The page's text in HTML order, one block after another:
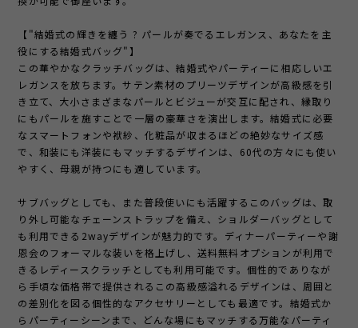
【"結婚式の輝きを纏う ? パールが奏でるエレガンス、あなたを主
役にする結婚式バッグ"】
この華やかなクラッチバッグは、結婚式やパーティーに相応しいエ
レガンスを放ちます。サテン素材のプリーツデザインが高級感を引
き立て、大小さまざまなパールとビジューが交互に配され、縁取り
にもパールを施すことで一層の豪華さを演出します。結婚式に必要
なスマートフォンや袱紗、化粧品が収まるほどの絶妙なサイズ感
で、和装にも洋装にもマッチするデザインは、60代の方々にも使い
やすく、母親が持つにも適しています。
サブバッグとしても、また普段使いにも活躍するこのバッグは、取
り外し可能なチェーンストラップを備え、ショルダーバッグとして
も利用できる2wayデザインが魅力的です。ディナーパーティーや謝
恩会のフォーマルな装いを格上げし、送料無料オプションが利用で
きるレディースクラッチとしても利用可能です。個性的でありなが
ら手頃な価格帯で提供されるこの高級感溢れるデザインは、周囲と
の差別化を図る個性的なアクセサリーとしても最適です。結婚式か
らパーティーシーンまで、どんな場にもマッチする万能なパーティ